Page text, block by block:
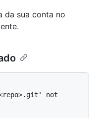
da sua conta no
not